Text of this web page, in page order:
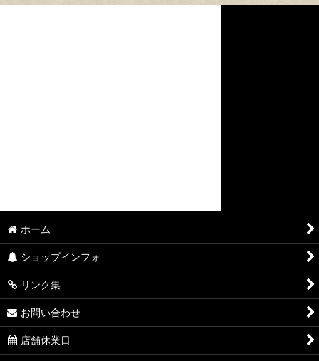
ホーム
ショップインフォ
リンク集
お問い合わせ
店舗休業日